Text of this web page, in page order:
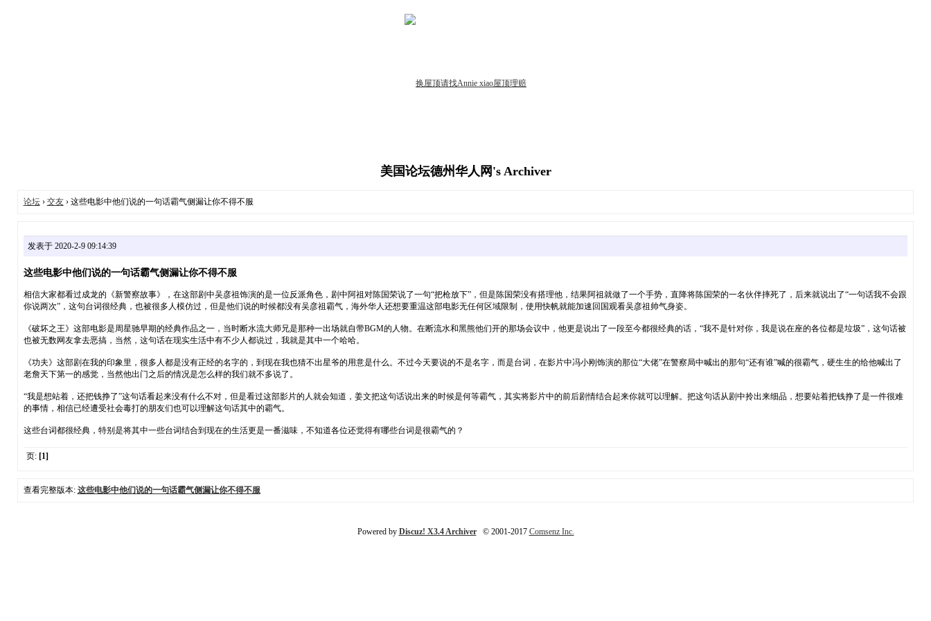
美国论坛德州华人网's Archiver
论坛› 交友› 这些电影中他们说的一句话霸气侧漏让你不得不服
发表于 2020-2-9 09:14:39
这些电影中他们说的一句话霸气侧漏让你不得不服
相信大家都看过成龙的《新警察故事》，在这部剧中吴彦祖饰演的是一位反派角色，剧中阿祖对陈国荣说了一句“把枪放下”，但是陈国荣没有搭理他，结果阿祖就做了一个手势，直降将陈国荣的一名伙伴摔死了，后来就说出了“一句话我不会跟
你说两次”，这句台词很经典，也被很多人模仿过，但是他们说的时候都没有吴彦祖霸气，海外华人还想要重温这部电影无任何区域限制，使用快帆就能加速回国观看吴彦祖帅气身姿。
《破坏之王》这部电影是周星驰早期的经典作品之一，当时断水流大师兄是那种一出场就自带BGM的人物。在断流水和黑熊他们开的那场会议中，他更是说出了一段至今都很经典的话，“我不是针对你，我是说在座的各位都是垃圾”，这句话被
也被无数网友拿去恶搞，当然，这句话在现实生活中有不少人都说过，我就是其中一个哈哈。
《功夫》这部剧在我的印象里，很多人都是没有正经的名字的，到现在我也猜不出星爷的用意是什么。不过今天要说的不是名字，而是台词，在影片中冯小刚饰演的那位“大佬”在警察局中喊出的那句“还有谁”喊的很霸气，硬生生的给他喊出了
老詹天下第一的感觉，当然他出门之后的情况是怎么样的我们就不多说了。
“我是想站着，还把钱挣了”这句话看起来没有什么不对，但是看过这部影片的人就会知道，姜文把这句话说出来的时候是何等霸气，其实将影片中的前后剧情结合起来你就可以理解。把这句话从剧中拎出来细品，想要站着把钱挣了是一件很难
的事情，相信已经遭受社会毒打的朋友们也可以理解这句话其中的霸气。
这些台词都很经典，特别是将其中一些台词结合到现在的生活更是一番滋味，不知道各位还觉得有哪些台词是很霸气的？
页: [1]
查看完整版本: 这些电影中他们说的一句话霸气侧漏让你不得不服
Powered by Discuz! X3.4 Archiver© 2001-2017 Comsenz Inc.